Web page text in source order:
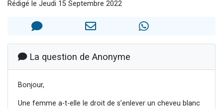
Il reste 49 places pour étudier en groupe sur Zoom
Eva vient de donner son Maasser
Rédigé le Jeudi 15 Septembre 2022
La question de Anonyme
Bonjour,
Une femme a-t-elle le droit de s’enlever un cheveu blanc